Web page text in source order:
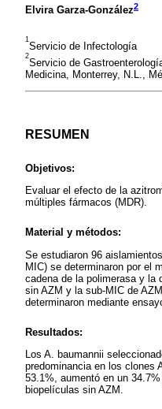
Elvira Garza-González2
1
Servicio de Infectología
2
Servicio de
Medicina, Monterrey, N.L.,
RESUMEN
Objetivos:
Evaluar el efecto de la
múltiples fármacos (MDR).
Material y métodos:
Se estudiaron 96
MIC) se determinaron por el
cadena de la polimerasa y la
sin AZM y la sub-MIC de
determinaron mediante
Resultados:
Los A. baumannii
predominancia en los clones
53.1%, aumentó en un
biopelículas sin AZM.